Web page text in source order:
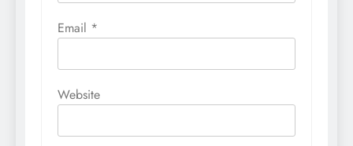
Email *
Website